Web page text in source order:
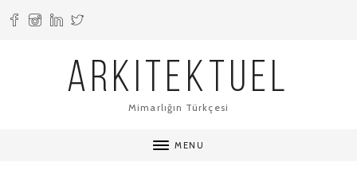
ARKITEKTUEL
Mimarlığın Türkçesi
MENU